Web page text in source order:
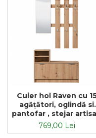
Cuier hol Raven cu
agățători, oglindă si
pantofar , stejar
100x192cm
769,00 Lei